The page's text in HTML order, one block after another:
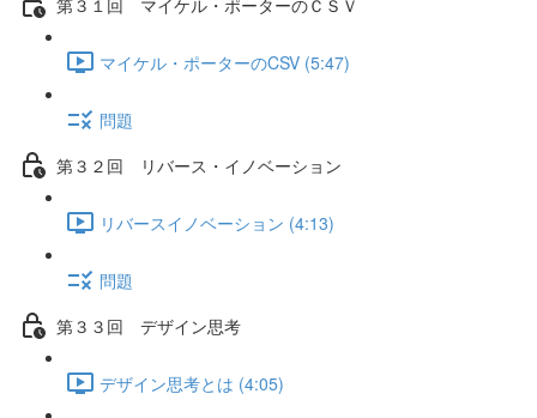
マイケル・ポーターのCSV (5:47)
問題
第３２回 リバース・イノベーション
リバースイノベーション (4:13)
問題
第３３回 デザイン思考
デザイン思考とは (4:05)